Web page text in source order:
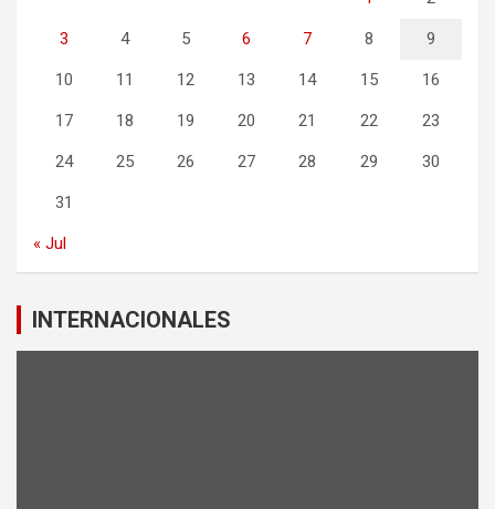
3 4 5 6 7 8 9
10 11 12 13 14 15 16
17 18 19 20 21 22 23
24 25 26 27 28 29 30
31
« Jul
INTERNACIONALES